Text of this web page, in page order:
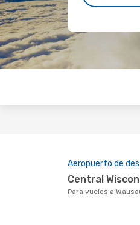
Aeropuerto de
Central
Para vuelos a